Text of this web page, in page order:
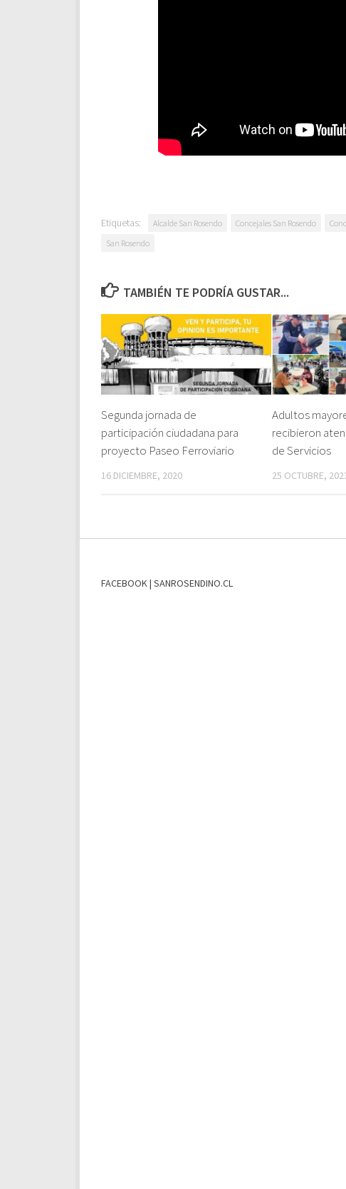
Etiquetas: Alcalde San Rosendo Concejales San Rosendo
San Rosendo
TAMBIÉN TE PODRÍA GUSTAR...
Segunda jornada de
participación ciudadana para
proyecto Paseo Ferroviario
16 DICIEMBRE, 2020
Adultos
recibieron
de Servicios
25 OCTUBRE,
FACEBOOK | SANROSENDINO.CL